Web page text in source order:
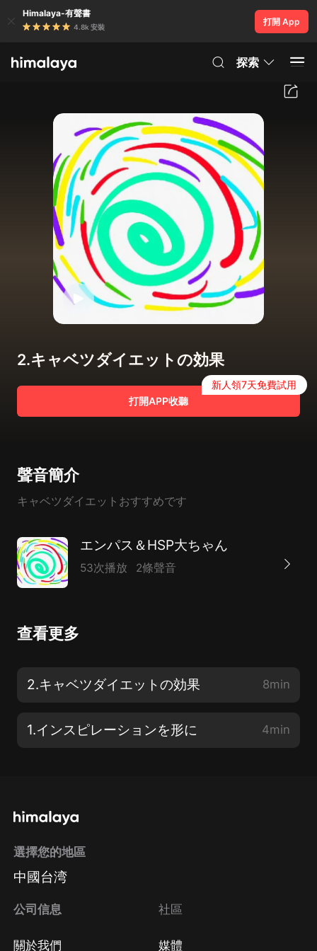
Himalaya-有聲書
4.8k 安裝
打開 App
探索
2.キャベツダイエットの効果
打開APP收聽
新人領7天免費試用
聲音簡介
キャベツダイエットおすすめです
エンパス＆HSP大ちゃん
53次播放 2條聲音
查看更多
2.キャベツダイエットの効果 8min
1.インスピレーションを形に 4min
選擇您的地區
中國台湾
公司信息
關於我們
社區
媒體